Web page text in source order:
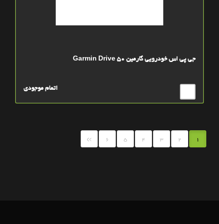
جی پی اس خودرویی گارمین Garmin Drive 50
اتمام موجودی
1
2
3
4
5
6
»